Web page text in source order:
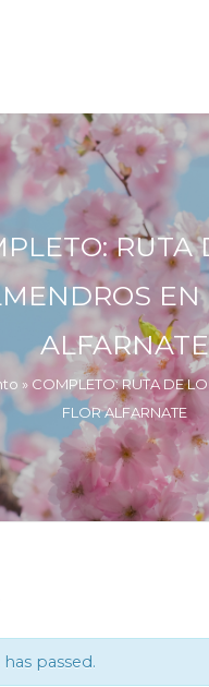
eventos
RUTA
EN
ALFARNATE
» COMPLETO: RUTA DE
FLOR ALFARNATE
passed.